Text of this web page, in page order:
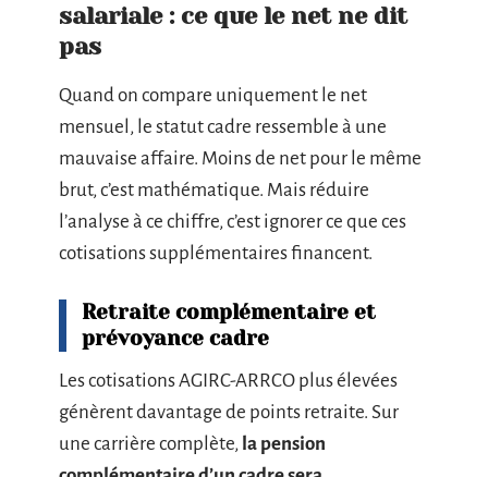
salariale : ce que le net ne dit
pas
Quand on compare uniquement le net
mensuel, le statut cadre ressemble à une
mauvaise affaire. Moins de net pour le même
brut, c’est mathématique. Mais réduire
l’analyse à ce chiffre, c’est ignorer ce que ces
cotisations supplémentaires financent.
Retraite complémentaire et
prévoyance cadre
Les cotisations AGIRC-ARRCO plus élevées
génèrent davantage de points retraite. Sur
une carrière complète, la pension